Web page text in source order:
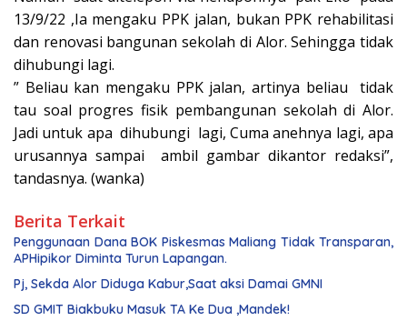
13/9/22 ,Ia mengaku PPK jalan, bukan PPK rehabilitasi
dan renovasi bangunan sekolah di Alor. Sehingga tidak
dihubungi lagi.
” Beliau kan mengaku PPK jalan, artinya beliau tidak
tau soal progres fisik pembangunan sekolah di Alor.
Jadi untuk apa dihubungi lagi, Cuma anehnya lagi, apa
urusannya sampai ambil gambar dikantor redaksi”,
tandasnya. (wanka)
Berita Terkait
Penggunaan Dana BOK Piskesmas Maliang Tidak Transparan,
APHipikor Diminta Turun Lapangan.
Pj, Sekda Alor Diduga Kabur,Saat aksi Damai GMNI
SD GMIT Biakbuku Masuk TA Ke Dua ,Mandek!